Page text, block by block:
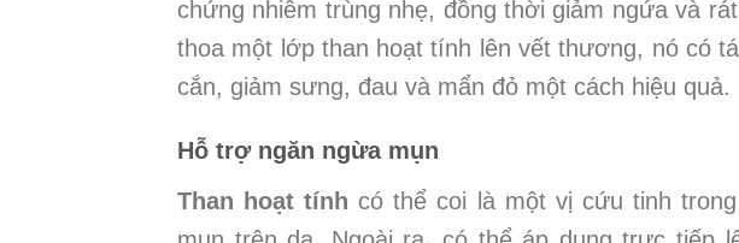
chứng nhiễm trùng nhẹ, đồng thời giảm ngứa và
thoa một lớp than hoạt tính lên vết thương, nó có
cắn, giảm sưng, đau và mẩn đỏ một cách hiệu quả.
Hỗ trợ ngăn ngừa mụn
Than hoạt tính có thể coi là một vị cứu tinh